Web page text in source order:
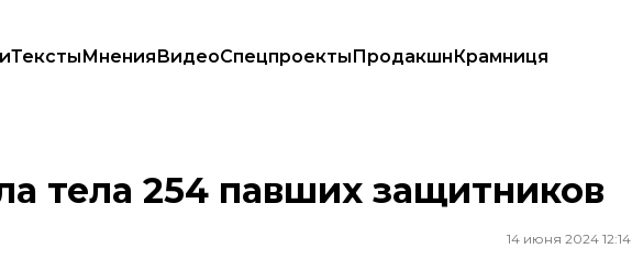
ТекстыМненияВидеоСпецпроектыПродакшнКрамниця
тела 254 павших защитников
14 июня 2024 12:14